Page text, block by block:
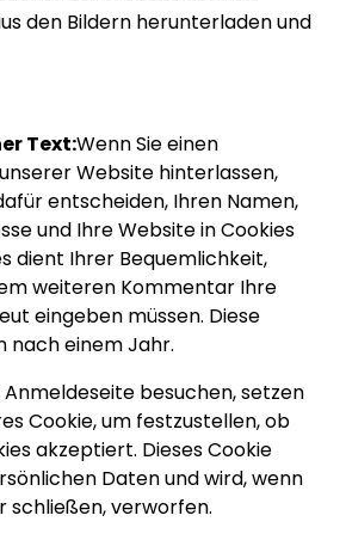
den Bildern herunterladen und
Text:Wenn Sie einen
Website hinterlassen,
entscheiden, Ihren Namen,
und Ihre Website in Cookies
dient Ihrer Bequemlichkeit,
weiteren Kommentar Ihre
eingeben müssen. Diese
nach einem Jahr.
Anmeldeseite besuchen, setzen
Cookie, um festzustellen, ob
akzeptiert. Dieses Cookie
Daten und wird, wenn
schließen, verworfen.